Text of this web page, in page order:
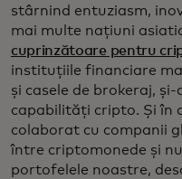
stârnind entuziasm,
mai multe națiuni
cuprinzătoare pentru
instituțiile financiare
și casele de brokeraj,
capabilități cripto. Și în
colaborat cu companii
între criptomonede și
portofelele noastre,